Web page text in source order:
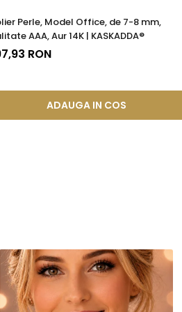
Perle, Model Office, de 7-8 mm,
AAA, Aur 14K | KASKADDA®
RON
ADAUGA IN COS